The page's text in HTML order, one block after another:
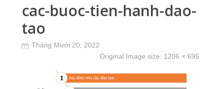
cac-buoc-tien-hanh-dao-
tao
Tháng Mười 20, 2022
Original Image size: 1206 × 695